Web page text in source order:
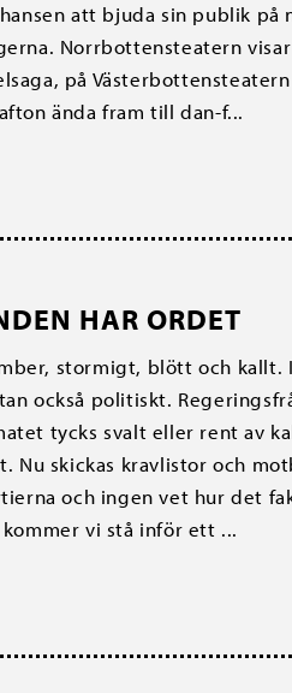
att bjuda sin publik på
Norrbottensteatern visar
på
ända fram till dan-f...
HAR ORDET
stormigt, blött och kallt.
också politiskt.
tycks svalt eller rent av
Nu skickas kravlistor och
och ingen vet hur det
vi stå inför ett ...